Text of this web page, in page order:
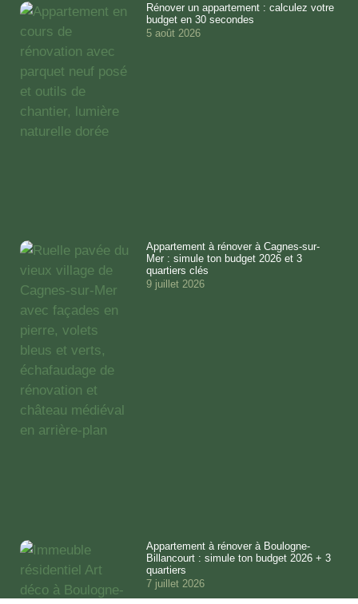
Rénover un appartement : calculez votre
budget en 30 secondes
5 août 2026
Appartement à rénover à Cagnes-sur-
Mer : simule ton budget 2026 et 3
quartiers clés
9 juillet 2026
Appartement à rénover à Boulogne-
Billancourt : simule ton budget 2026 + 3
quartiers
7 juillet 2026